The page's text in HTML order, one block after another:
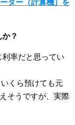
ター（計算機）を
？
率だと思ってい
くら預けても元
そうですが、実際